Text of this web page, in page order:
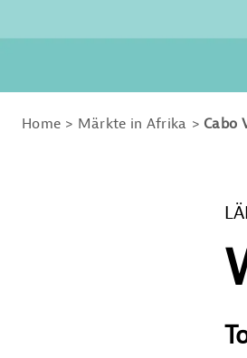
Home Märkte in Afrika Cabo